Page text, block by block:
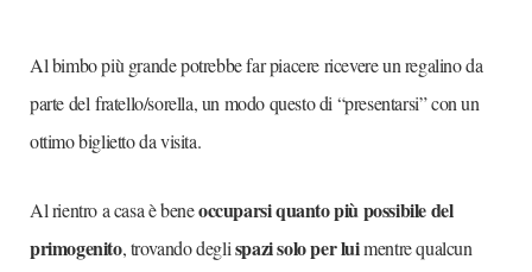
Al bimbo più grande potrebbe far piacere ricevere un regalino da
parte del fratello/sorella, un modo questo di “presentarsi” con un
ottimo biglietto da visita.
Al rientro a casa è beneoccuparsi quanto più possibile del
primogenito, trovando deglispazi solo per luimentre qualcun